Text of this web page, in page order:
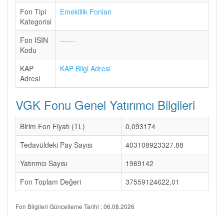
Fon Tipi
Kategorisi
Emeklilik Fonları
Fon ISIN
Kodu
------
KAP
Adresi
KAP Bilgi Adresi
VGK Fonu Genel Yatırımcı Bilgileri
Birim Fon Fiyatı (TL)
0,093174
Tedavüldeki Pay Sayısı
403108923327.88
Yatırımcı Sayısı
1969142
Fon Toplam Değeri
37559124622,01
Fon Bilgileri Güncelleme Tarihi : 06.08.2026